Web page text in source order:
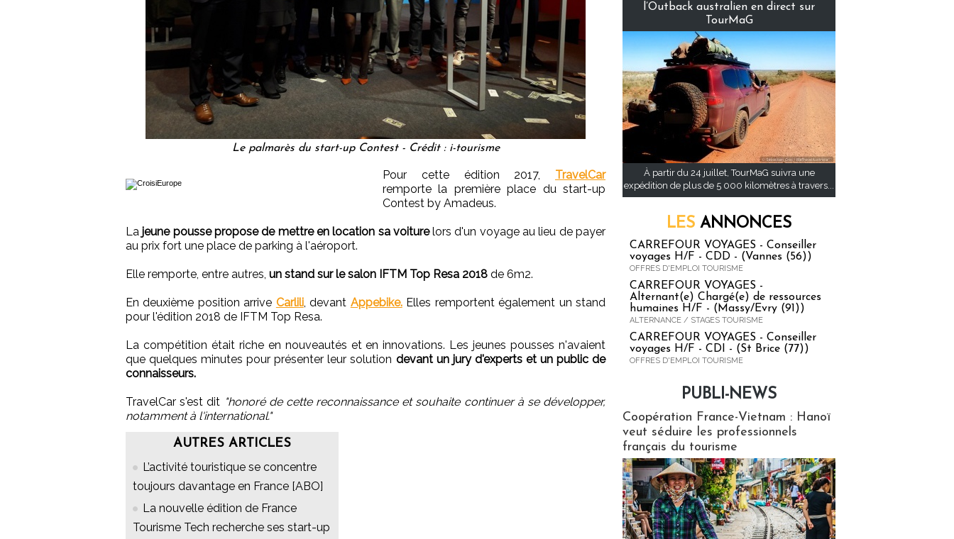
Le palmarès du start-up Contest - Crédit : i-tourisme
Pour cette édition 2017, TravelCar
remporte la première place du start-up
Contest by Amadeus.
La jeune pousse propose de mettre en location sa voiturelors d'un voyage au lieu de payer
au prix fort une place de parking à l'aéroport.
Elle remporte, entre autres, un stand sur le salon IFTM Top Resa 2018 de 6m2.
En deuxième position arrive Carlili, devant Appebike.Elles remportent également un stand
pour l'édition 2018 de IFTM Top Resa.
La compétition était riche en nouveautés et en innovations. Les jeunes pousses n'avaient
que quelques minutes pour présenter leur solution devant un jury d'experts et un public de
connaisseurs.
TravelCar s'est dit "honoré de cette reconnaissance et souhaite continuer à se développer,
notamment à l'international."
AUTRES ARTICLES
L’activité touristique se concentre
toujours davantage en France [ABO]
La nouvelle édition de France
Tourisme Tech recherche ses start-up
l’Outback australien en direct sur
TourMaG
À partir du 24 juillet, TourMaG suivra une
expédition de plus de 5 000 kilomètres à travers...
LES ANNONCES
CARREFOUR VOYAGES - Conseiller
voyages H/F - CDD - (Vannes (56))
OFFRES D'EMPLOI TOURISME
CARREFOUR VOYAGES -
Alternant(e) Chargé(e) de ressources
humaines H/F - (Massy/Evry (91))
ALTERNANCE / STAGES TOURISME
CARREFOUR VOYAGES - Conseiller
voyages H/F - CDI - (St Brice (77))
OFFRES D'EMPLOI TOURISME
PUBLI-NEWS
Coopération France-Vietnam : Hanoï
veut séduire les professionnels
français du tourisme